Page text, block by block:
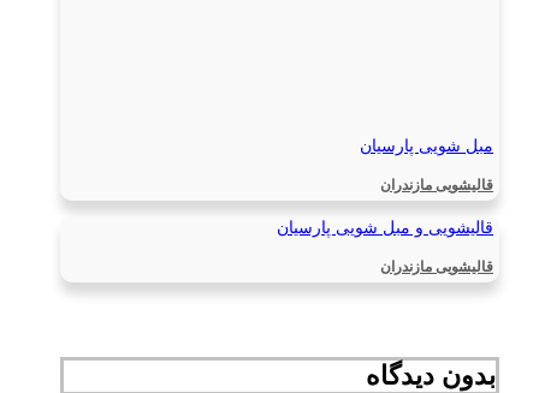
مبل شویی پارسیان
قالیشویی مازندران
قالیشویی و مبل شویی پارسیان
قالیشویی مازندران
بدون دیدگاه